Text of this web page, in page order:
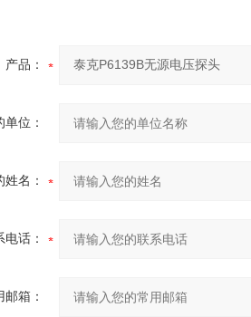
产品：
单位：
姓名：
电话：
邮箱：